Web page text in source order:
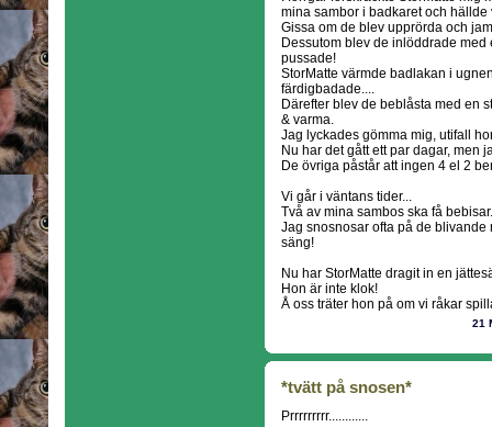
mina sambor i badkaret och hällde
Gissa om de blev upprörda och
Dessutom blev de inlöddrade
pussade!
StorMatte värmde badlakan i
färdigbadade....
Därefter blev de beblåsta med en
& varma.
Jag lyckades gömma mig, utifall
Nu har det gått ett par dagar, men
De övriga påstår att ingen 4 el 2
Vi går i väntans tider...
Två av mina sambos ska få
Jag snosnosar ofta på de
säng!
Nu har StorMatte dragit in en
Hon är inte klok!
Å oss träter hon på om vi råkar
21
*tvätt på snosen*
Prrrrrrrrr............